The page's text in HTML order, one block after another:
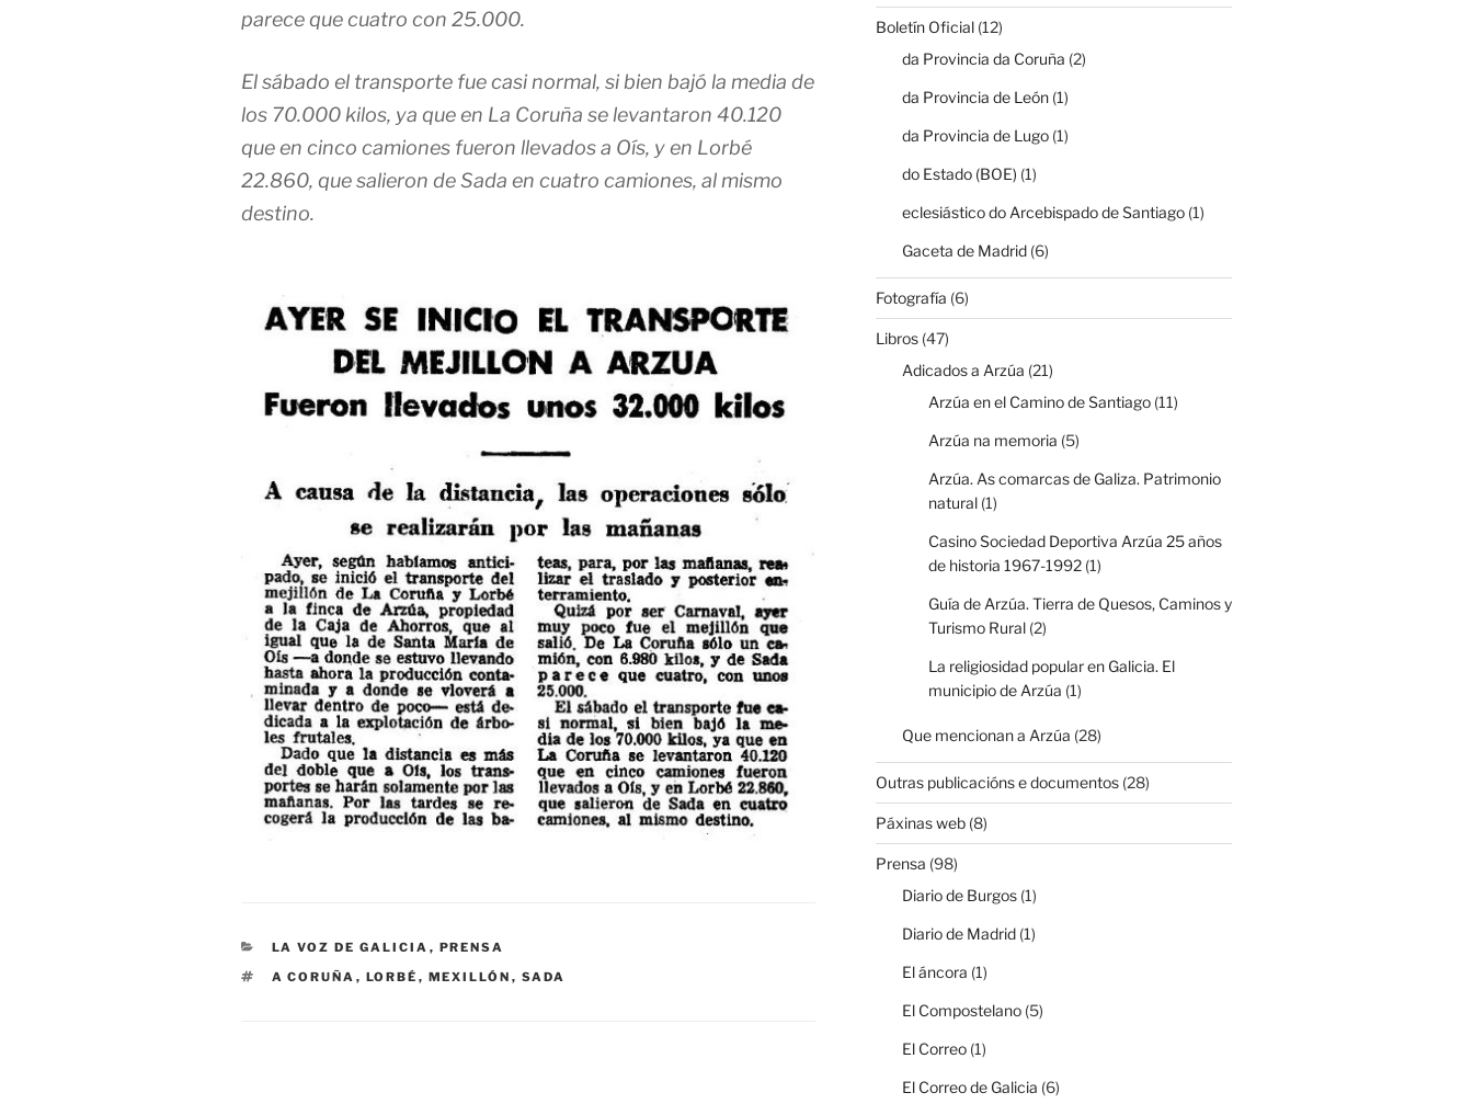
parece que cuatro con 25.000.
El sábado el transporte fue casi normal, si bien bajó la media de
los 70.000 kilos, ya que en La Coruña se levantaron 40.120
que en cinco camiones fueron llevados a Oís, y en Lorbé
22.860, que salieron de Sada en cuatro camiones, al mismo
destino.
CATEGORÍAS
LA VOZ DE GALICIA , PRENSA
ETIQUETAS
A CORUÑA , LORBÉ , MEXILLÓN , SADA
Boletín Oficial(12)
da Provincia da Coruña (2)
da Provincia de León(1)
da Provincia de Lugo(1)
do Estado (BOE) (1)
eclesiástico do Arcebispado de Santiago(1)
Gaceta de Madrid(6)
Fotografía (6)
Libros(47)
Adicados a Arzúa (21)
Arzúa en el Camino de Santiago(11)
Arzúa na memoria (5)
Arzúa. As comarcas de Galiza. Patrimonio
natural(1)
Casino Sociedad Deportiva Arzúa 25 años
de historia 1967-1992(1)
Guía de Arzúa. Tierra de Quesos, Caminos y
Turismo Rural(2)
La religiosidad popular en Galicia. El
municipio de Arzúa (1)
Que mencionan a Arzúa (28)
Outras publicacións e documentos(28)
Páxinas web(8)
Prensa (98)
Diario de Burgos(1)
Diario de Madrid(1)
El áncora (1)
El Compostelano(5)
El Correo(1)
El Correo de Galicia (6)